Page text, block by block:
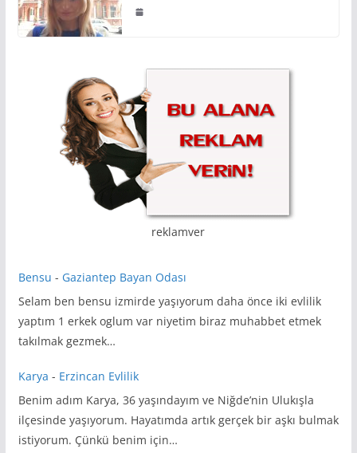
reklamver
Bensu - Gaziantep Bayan Odası
Selam ben bensu izmirde yaşıyorum daha önce iki evlilik
yaptım 1 erkek oglum var niyetim biraz muhabbet etmek
takılmak gezmek…
Karya - Erzincan Evlilik
Benim adım Karya, 36 yaşındayım ve Niğde’nin Ulukışla
ilçesinde yaşıyorum. Hayatımda artık gerçek bir aşkı bulmak
istiyorum. Çünkü benim için…